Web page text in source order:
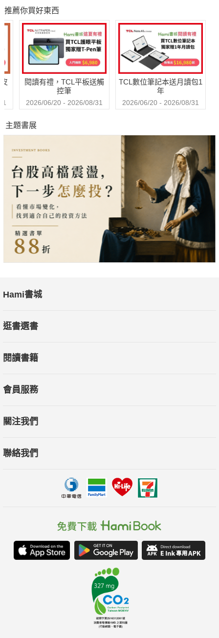
效、更專注的助力
推薦你買好東西
閱讀有禮，TCL平板送觸
控筆
2026/06/20 - 2026/08/31
TCL數位筆記本送月讀包1
年
2026/06/20 - 2026/08/31
主題書展
Hami書城
逛書選書
閱讀書籍
會員服務
關注我們
聯絡我們